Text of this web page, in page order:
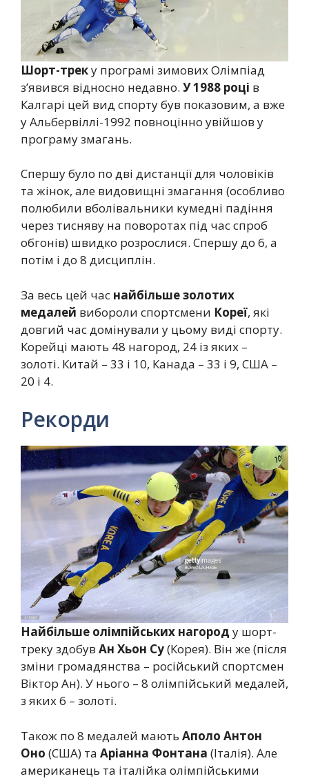
Шорт-треку програмі зимових Олімпіад
з’явився відносно недавно. У 1988 році в
Калгарі цей вид спорту був показовим, а вже
у Альбервіллі-1992 повноцінно увійшов у
програму змагань.
Спершу було по дві дистанції для чоловіків
та жінок, але видовищні змагання (особливо
полюбили вболівальники кумедні падіння
через тисняву на поворотах під час спроб
обгонів) швидко розрослися. Спершу до 6, а
потім і до 8 дисциплін.
За весь цей час найбільше золотих
медалей вибороли спортсмени Кореї, які
довгий час домінували у цьому виді спорту.
Корейці мають 48 нагород, 24 із яких –
золоті. Китай – 33 і 10, Канада – 33 і 9, США –
20 і 4.
Рекорди
Найбільше олімпійських нагород у шорт-
треку здобув Ан Хьон Су(Корея). Він же (після
зміни громадянства – російський спортсмен
Віктор Ан). У нього – 8 олімпійський медалей,
з яких 6 – золоті.
Також по 8 медалей мають Аполо Антон
Оно (США) та Аріанна Фонтана (Італія). Але
американець та італійка олімпійськими